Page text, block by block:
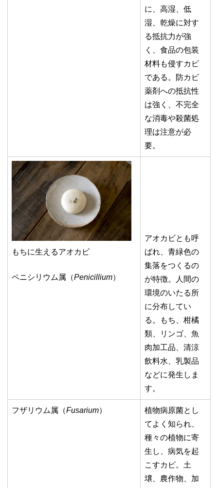
に、高湿、低
湿、乾燥に対す
る抵抗力が強
く、食品の包装
材料も侵すカビ
である。防カビ
薬剤への抵抗性
は強く、不完全
な消毒や殺菌処
理は注意が必
要。
もちに生えるアオカビ
ペニシリウム属（Penicillium）
アオカビとも呼
ばれ、青緑色の
集落をつくるの
が特徴。人間の
環境のいたる所
に分布してい
る。もち、柑橘
類、リンゴ、魚
肉加工品、清涼
飲料水、乳製品
などに発生しま
す。
フザリウム属（Fusarium）
植物病原菌とし
てよく知られ、
種々の植物に寄
生し、病気を起
こすカビ。土
壌、農作物、加